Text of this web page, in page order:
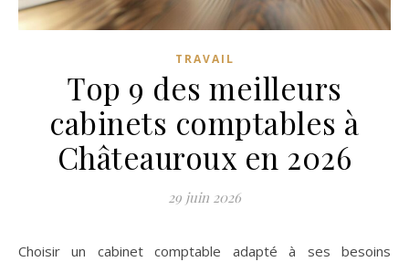
TRAVAIL
Top 9 des meilleurs
cabinets comptables à
Châteauroux en 2026
29 juin 2026
Choisir un cabinet comptable adapté à ses besoins